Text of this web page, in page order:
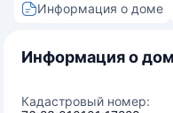
Информация о доме
Информация о
Кадастровый номер: